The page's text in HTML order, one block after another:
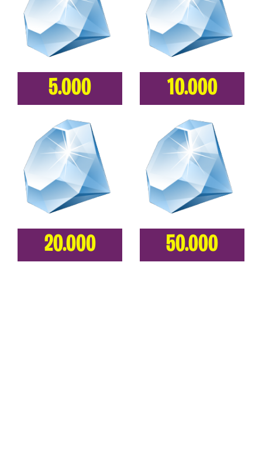
5.000 10.000
20.000 50.000